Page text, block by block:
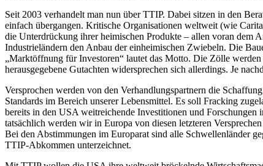
Seit 2003 verhandelt man nun über TTIP. Dabei sitzen in den
einfach übergangen. Kritische Organisationen weltweit (wie
die Unterdrückung ihrer heimischen Produkte – allen voran dem
Industrieländern den Anbau der einheimischen Zwiebeln. Die
„Marktöffnung für Investoren“ lautet das Motto. Die Zölle
herausgegebene Gutachten widersprechen sich allerdings. Je
Versprochen werden von den Verhandlungspartnern die
Standards im Bereich unserer Lebensmittel. Es soll Fracking
bereits in den USA weitreichende Investitionen und
tatsächlich werden wir in Europa von diesen letzteren
Bei den Abstimmungen im Europarat sind alle Schwellenländer
TTIP-Abkommen unterzeichnet.